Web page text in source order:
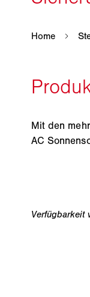
Mit den
AC